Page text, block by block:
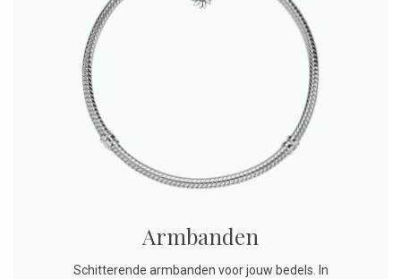
Armbanden
Schitterende armbanden voor jouw bedels. In